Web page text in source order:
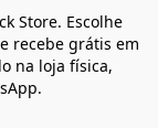
Store. Escolhe
recebe grátis em
na loja física,